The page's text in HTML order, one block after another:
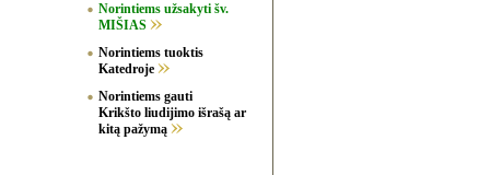
Norintiems užsakyti šv.
MIŠIAS
Norintiems tuoktis
Katedroje
Norintiems gauti
Krikšto liudijimo išrašą ar
kitą pažymą